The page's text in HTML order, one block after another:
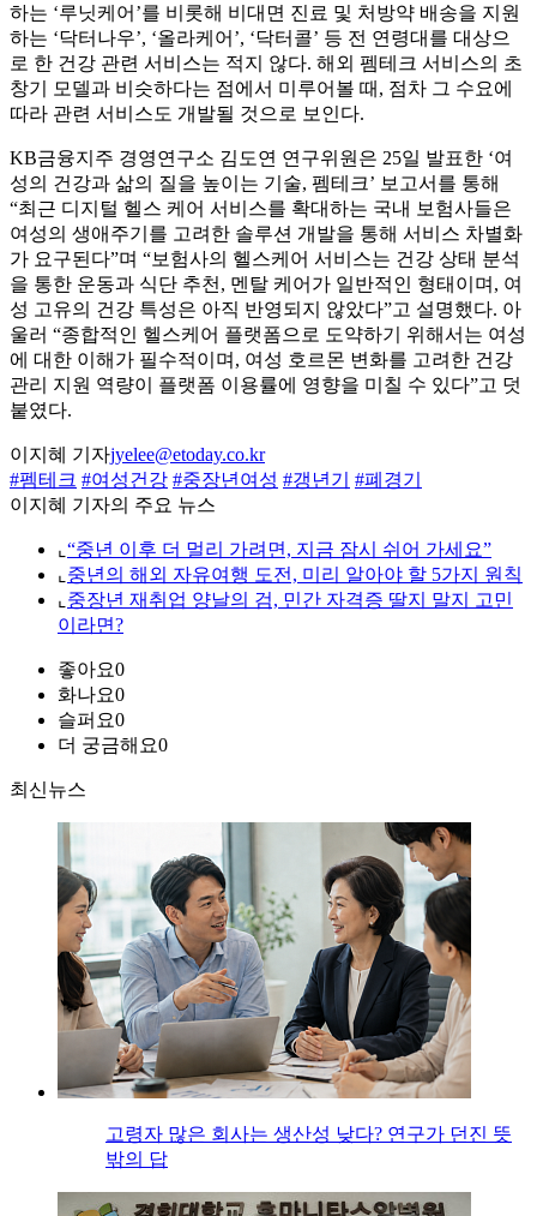
하는 ‘루닛케어’를 비롯해 비대면 진료 및 처방약 배송을 지원
하는 ‘닥터나우’, ‘올라케어’, ‘닥터콜’ 등 전 연령대를 대상으
로 한 건강 관련 서비스는 적지 않다. 해외 펨테크 서비스의 초
창기 모델과 비슷하다는 점에서 미루어볼 때, 점차 그 수요에
따라 관련 서비스도 개발될 것으로 보인다.
KB금융지주 경영연구소 김도연 연구위원은 25일 발표한 ‘여
성의 건강과 삶의 질을 높이는 기술, 펨테크’ 보고서를 통해
“최근 디지털 헬스 케어 서비스를 확대하는 국내 보험사들은
여성의 생애주기를 고려한 솔루션 개발을 통해 서비스 차별화
가 요구된다”며 “보험사의 헬스케어 서비스는 건강 상태 분석
을 통한 운동과 식단 추천, 멘탈 케어가 일반적인 형태이며, 여
성 고유의 건강 특성은 아직 반영되지 않았다”고 설명했다. 아
울러 “종합적인 헬스케어 플랫폼으로 도약하기 위해서는 여성
에 대한 이해가 필수적이며, 여성 호르몬 변화를 고려한 건강
관리 지원 역량이 플랫폼 이용률에 영향을 미칠 수 있다”고 덧
붙였다.
이지혜 기자jyelee@etoday.co.kr
#펨테크 #여성건강 #중장년여성 #갱년기
#폐경기
이지혜 기자의 주요 뉴스
⌞ “중년 이후 더 멀리 가려면, 지금 잠시 쉬어 가세요”
⌞ 중년의 해외 자유여행 도전, 미리 알아야 할 5가지 원칙
⌞ 중장년 재취업 양날의 검, 민간 자격증 딸지 말지 고민
이라면?
좋아요0
화나요0
슬퍼요0
더 궁금해요0
최신뉴스
고령자 많은 회사는 생산성 낮다? 연구가 던진 뜻
밖의 답